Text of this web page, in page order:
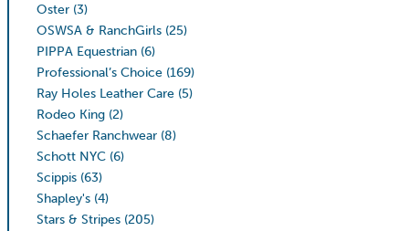
Oster (3)
OSWSA & RanchGirls (25)
PIPPA Equestrian (6)
Professional’s Choice (169)
Ray Holes Leather Care (5)
Rodeo King (2)
Schaefer Ranchwear (8)
Schott NYC (6)
Scippis (63)
Shapley's (4)
Stars & Stripes (205)